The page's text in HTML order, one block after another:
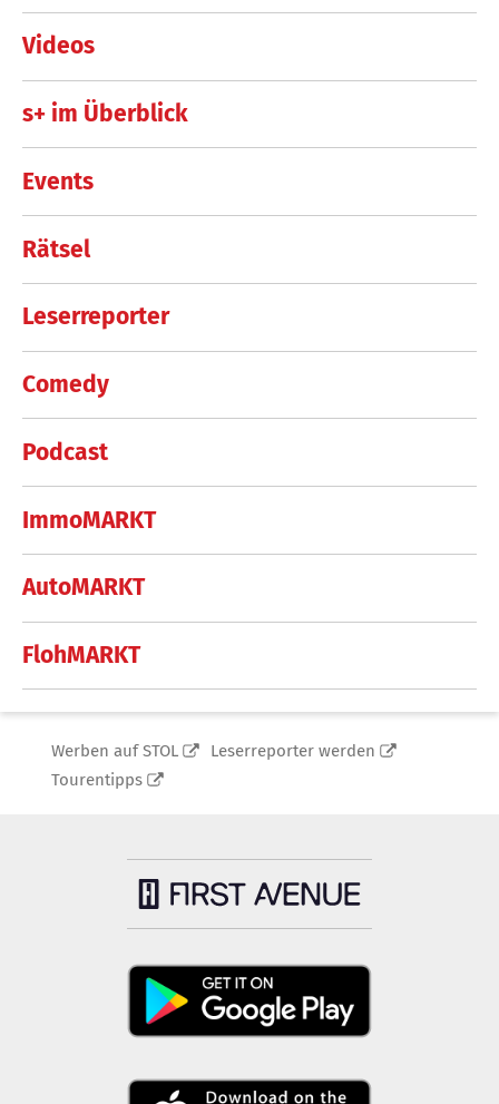
Videos
s+ im Überblick
Events
Rätsel
Leserreporter
Comedy
Podcast
ImmoMARKT
AutoMARKT
FlohMARKT
Werben auf STOL
Leserreporter werden
Tourentipps